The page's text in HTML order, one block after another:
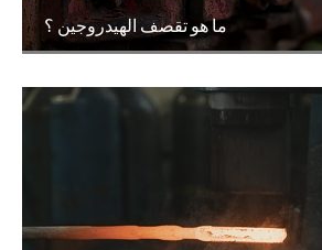
ما هو تقصف الهيدروجين ؟